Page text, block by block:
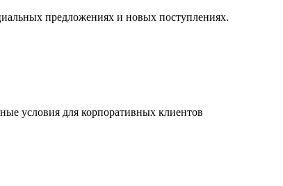
предложениях и новых поступлениях.
условия для корпоративных клиентов